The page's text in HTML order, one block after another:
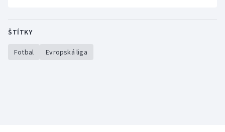
ŠTÍTKY
Fotbal Evropská liga